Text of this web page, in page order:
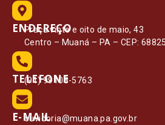
ENDEREÇO
Praça vinte e oito de maio, 43
Centro – Muaná – PA – CEP:
TELEFONE
(91) 99108-5763
E-MAIL
ouvidoria@muana.pa.gov.br